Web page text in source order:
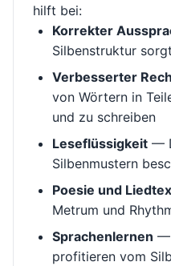
hilft bei:
Korrekter
Silbenstruktur
Verbesserter
von Wörtern in
und zu schreiben
Leseflüssigkeit —
Silbenmustern
Poesie und
Metrum und
Sprachenlernen —
profitieren vom